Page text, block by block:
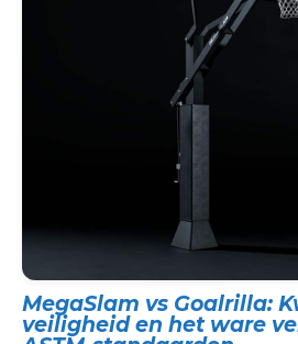
MegaSlam vs Goalrilla:
veiligheid en het ware